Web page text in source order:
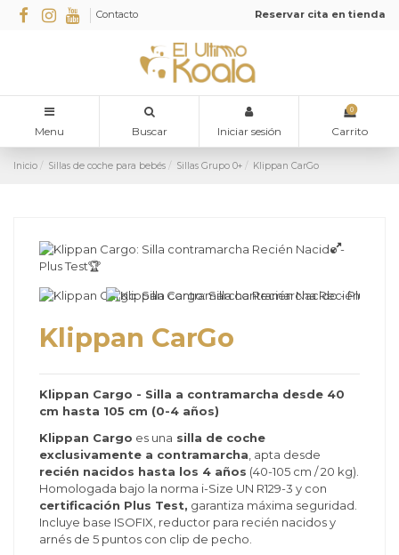
Contacto Reservar cita en tienda
Menu Buscar Iniciar sesión
0
Carrito
Inicio Sillas de coche para bebés Sillas Grupo 0+ Klippan CarGo
Klippan CarGo
Klippan Cargo - Silla a contramarcha desde 40
cm hasta 105 cm (0-4 años)
Klippan Cargo es una silla de coche
exclusivamente a contramarcha , apta desde
recién nacidos hasta los 4 años (40-105 cm / 20 kg).
Homologada bajo la norma i-Size UN R129-3 y con
certificación Plus Test, garantiza máxima seguridad.
Incluye base ISOFIX, reductor para recién nacidos y
arnés de 5 puntos con clip de pecho.